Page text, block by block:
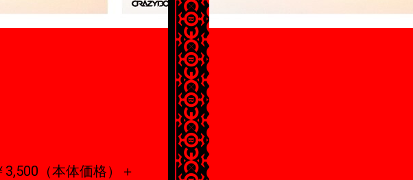
（本体価格）＋